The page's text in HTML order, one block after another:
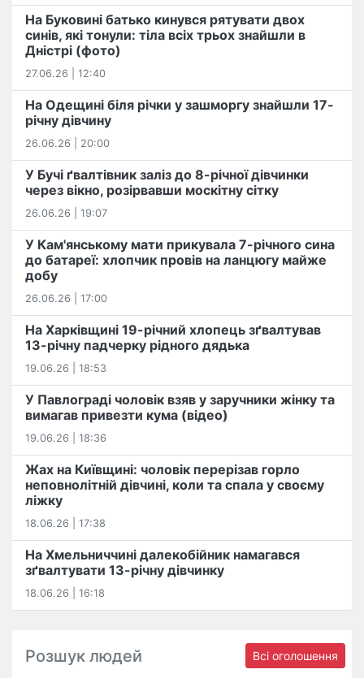
На Буковині батько кинувся рятувати двох
синів, які тонули: тіла всіх трьох знайшли в
Дністрі (фото)
27.06.26 | 12:40
На Одещині біля річки у зашморгу знайшли 17-
річну дівчину
26.06.26 | 20:00
У Бучі ґвалтівник заліз до 8-річної дівчинки
через вікно, розірвавши москітну сітку
26.06.26 | 19:07
У Кам'янському мати прикувала 7-річного сина
до батареї: хлопчик провів на ланцюгу майже
добу
26.06.26 | 17:00
На Харківщині 19-річний хлопець​ ️зґвалтував
13-річну падчерку рідного дядька
19.06.26 | 18:53
У Павлограді чоловік взяв у заручники жінку та
вимагав привезти кума (відео)
19.06.26 | 18:36
Жах на Київщині: чоловік перерізав горло
неповнолітній дівчині, коли та спала у своєму
ліжку
18.06.26 | 17:38
На Хмельниччині далекобійник намагався
зґвалтувати 13-річну дівчинку
18.06.26 | 16:18
Розшук людей Всі оголошення